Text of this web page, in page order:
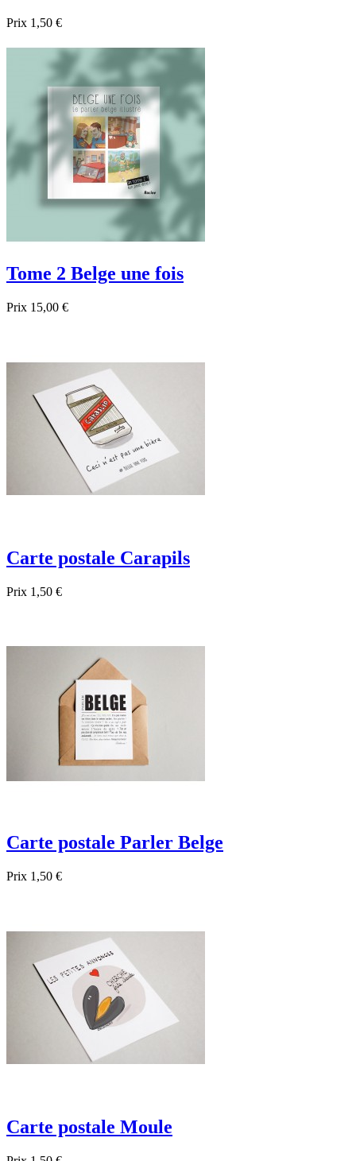
Prix 1,50 €
Aperçu rapide
Tome 2 Belge une fois
Prix 15,00 €
Carte postale Carapils
Prix 1,50 €
Carte postale Parler Belge
Prix 1,50 €
Carte postale Moule